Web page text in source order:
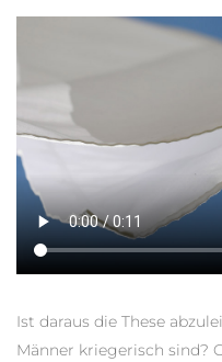
Ist daraus die These
Männer kriegerisch sind?